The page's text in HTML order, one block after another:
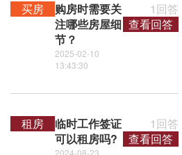
买房
购房时需要关
注哪些房屋细
节？
2025-02-10
13:43:30
1回答
查看回答
租房
临时工作签证
可以租房吗?
2024-08-23
1回答
查看回答